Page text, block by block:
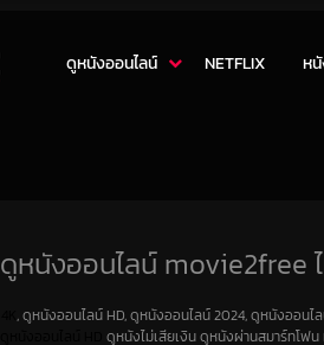
ดูหนังออนไลน์ NETFLIX ห
ดูหนังออนไลน์ movie2free
, ดูหนังออนไลน์ HD, ดูหนังออนไลน์ 2024, ดูหนังออน
ดูหนังไม่เสียเงิน ดูหนังผ่านสมาร์ทโฟน